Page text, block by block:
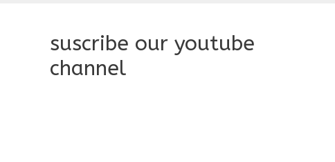
suscribe our youtube
channel